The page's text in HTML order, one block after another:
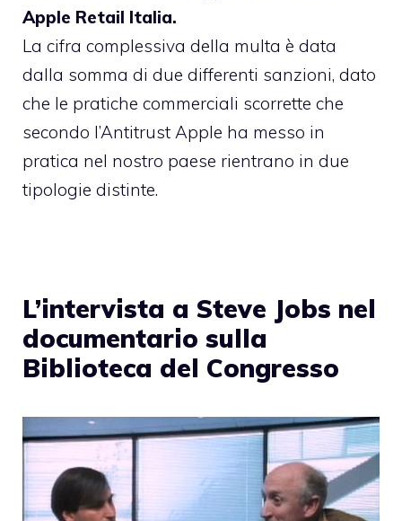
Apple Retail Italia.
La cifra complessiva della multa è data
dalla somma di due differenti sanzioni, dato
che le pratiche commerciali scorrette che
secondo l’Antitrust Apple ha messo in
pratica nel nostro paese rientrano in due
tipologie distinte.
L’intervista a Steve Jobs nel
documentario sulla
Biblioteca del Congresso